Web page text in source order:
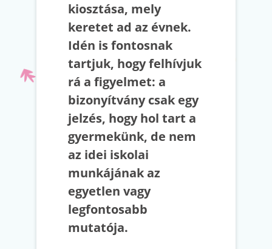
kiosztása, mely
keretet ad az évnek.
Idén is fontosnak
tartjuk, hogy felhívjuk
rá a figyelmet: a
bizonyítvány csak egy
jelzés, hogy hol tart a
gyermekünk, de nem
az idei iskolai
munkájának az
egyetlen vagy
legfontosabb
mutatója.